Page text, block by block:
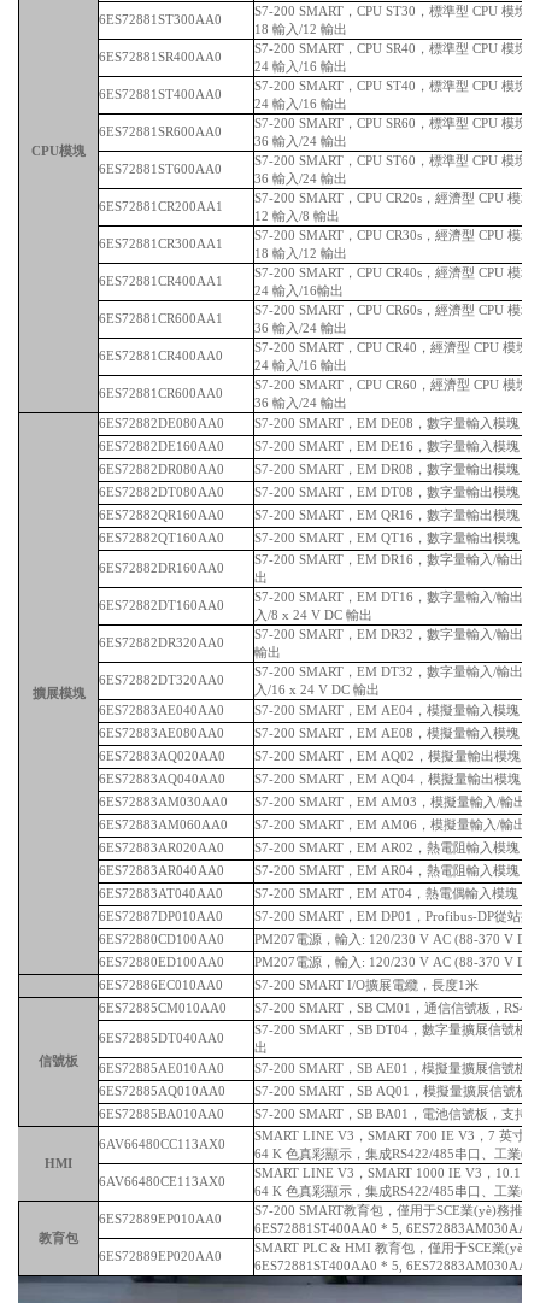
CPU模塊
6ES72881ST300AA0
S7-200 SMART，CPU ST30，標準型 CPU 模塊
18 輸入/12 輸出
6ES72881SR400AA0
S7-200 SMART，CPU SR40，標準型 CPU 模塊
24 輸入/16 輸出
6ES72881ST400AA0
S7-200 SMART，CPU ST40，標準型 CPU 模塊
24 輸入/16 輸出
6ES72881SR600AA0
S7-200 SMART，CPU SR60，標準型 CPU 模塊
36 輸入/24 輸出
6ES72881ST600AA0
S7-200 SMART，CPU ST60，標準型 CPU 模塊
36 輸入/24 輸出
6ES72881CR200AA1
S7-200 SMART，CPU CR20s，經濟型 CPU 模
12 輸入/8 輸出
6ES72881CR300AA1
S7-200 SMART，CPU CR30s，經濟型 CPU 模
18 輸入/12 輸出
6ES72881CR400AA1
S7-200 SMART，CPU CR40s，經濟型 CPU 模
24 輸入/16輸出
6ES72881CR600AA1
S7-200 SMART，CPU CR60s，經濟型 CPU 模
36 輸入/24 輸出
6ES72881CR400AA0
S7-200 SMART，CPU CR40，經濟型 CPU 模塊
24 輸入/16 輸出
6ES72881CR600AA0
S7-200 SMART，CPU CR60，經濟型 CPU 模塊
36 輸入/24 輸出
擴展模塊
6ES72882DE080AA0
S7-200 SMART，EM DE08，數字量輸入模塊，
6ES72882DE160AA0
S7-200 SMART，EM DE16，數字量輸入模塊，
6ES72882DR080AA0
S7-200 SMART，EM DR08，數字量輸出模塊，
6ES72882DT080AA0
S7-200 SMART，EM DT08，數字量輸出模塊，
6ES72882QR160AA0
S7-200 SMART，EM QR16，數字量輸出模塊，
6ES72882QT160AA0
S7-200 SMART，EM QT16，數字量輸出模塊，
6ES72882DR160AA0
S7-200 SMART，EM DR16，數字量輸入/輸出
出
6ES72882DT160AA0
S7-200 SMART，EM DT16，數字量輸入/輸出
入/8 x 24 V DC 輸出
6ES72882DR320AA0
S7-200 SMART，EM DR32，數字量輸入/輸出
輸出
6ES72882DT320AA0
S7-200 SMART，EM DT32，數字量輸入/輸出
入/16 x 24 V DC 輸出
6ES72883AE040AA0
S7-200 SMART，EM AE04，模擬量輸入模塊，
6ES72883AE080AA0
S7-200 SMART，EM AE08，模擬量輸入模塊，
6ES72883AQ020AA0
S7-200 SMART，EM AQ02，模擬量輸出模塊，
6ES72883AQ040AA0
S7-200 SMART，EM AQ04，模擬量輸出模塊，
6ES72883AM030AA0
S7-200 SMART，EM AM03，模擬量輸入/輸出
6ES72883AM060AA0
S7-200 SMART，EM AM06，模擬量輸入/輸出
6ES72883AR020AA0
S7-200 SMART，EM AR02，熱電阻輸入模塊，
6ES72883AR040AA0
S7-200 SMART，EM AR04，熱電阻輸入模塊，
6ES72883AT040AA0
S7-200 SMART，EM AT04，熱電偶輸入模塊，
6ES72887DP010AA0
S7-200 SMART，EM DP01，Profibus-DP從站擴
6ES72880CD100AA0
PM207電源，輸入: 120/230 V AC (88-370 V
6ES72880ED100AA0
PM207電源，輸入: 120/230 V AC (88-370 V
6ES72886EC010AA0
S7-200 SMART I/O擴展電纜，長度1米
信號板
6ES72885CM010AA0 S7-200 SMART，SB CM01，通信信號板，
6ES72885DT040AA0
S7-200 SMART，SB DT04，數字量擴展信號板
出
6ES72885AE010AA0
S7-200 SMART，SB AE01，模擬量擴展信號板
6ES72885AQ010AA0
S7-200 SMART，SB AQ01，模擬量擴展信號板
6ES72885BA010AA0
S7-200 SMART，SB BA01，電池信號板，支持
HMI
6AV66480CC113AX0
SMART LINE V3，SMART 700 IE V3，7 英寸
64 K 色真彩顯示，集成RS422/485串口、工業
6AV66480CE113AX0
SMART LINE V3，SMART 1000 IE V3，10.1
64 K 色真彩顯示，集成RS422/485串口、工業
教育包
6ES72889EP010AA0
S7-200 SMART教育包，僅用于SCE業(yè)務推廣
6ES72881ST400AA0 * 5, 6ES72883AM030AA0
6ES72889EP020AA0
SMART PLC & HMI 教育包，僅用于SCE業(yè)
6ES72881ST400AA0 * 5,